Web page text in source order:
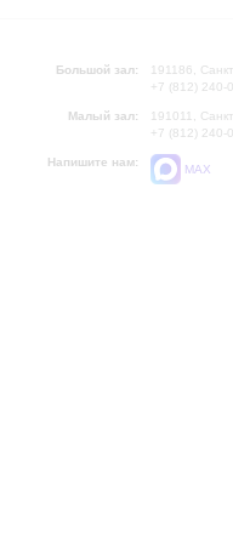
Большой зал:
191186,
+7 (812) 240-
Малый зал:
191011,
+7 (812) 240-
Напишите нам:
MAX